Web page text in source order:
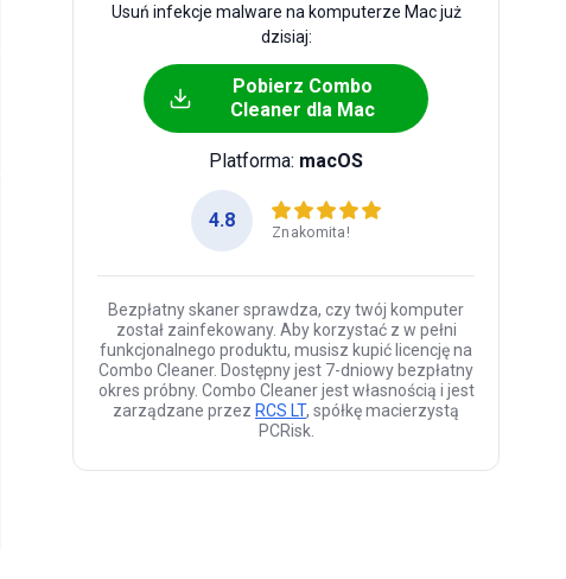
Usuń infekcje malware na komputerze Mac już
dzisiaj:
Pobierz Combo
Cleaner dla Mac
Platforma: macOS
4.8
Znakomita!
Bezpłatny skaner sprawdza, czy twój komputer
został zainfekowany. Aby korzystać z w pełni
funkcjonalnego produktu, musisz kupić licencję na
Combo Cleaner. Dostępny jest 7-dniowy bezpłatny
okres próbny. Combo Cleaner jest własnością i jest
zarządzane przez RCS LT, spółkę macierzystą
PCRisk.